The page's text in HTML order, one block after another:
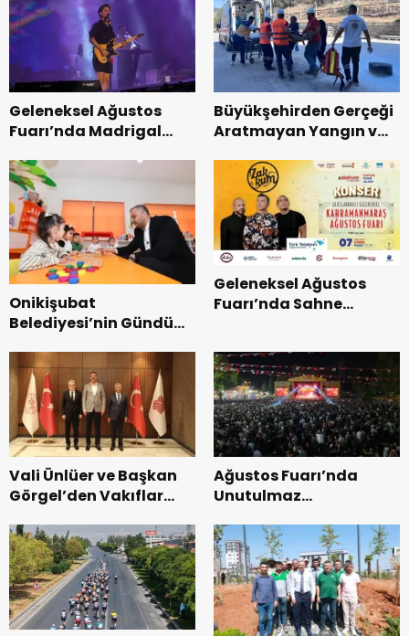
Geleneksel Ağustos
Fuarı’nda Madrigal
Büyükşehirden Gerçeği
Aratmayan Yangın ve
Onikişubat
Belediyesi’nin Gündüz
dönemin ön kayıtları
başladı.
Geleneksel Ağustos
Fuarı’nda Sahne
Vali Ünlüer ve Başkan
Görgel’den Vakıflar
ziyaret.
Ağustos Fuarı’nda
Unutulmaz